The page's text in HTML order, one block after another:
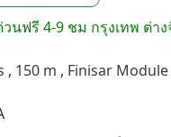
วนฟรี 4-9 ชม กรุงเทพ ต่า
, 150 m , Finisar Module